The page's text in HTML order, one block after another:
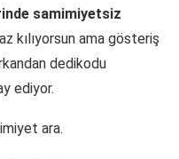
samimiyetsiz
kılıyorsun ama gösteriş
dedikodu
ediyor.
ara.